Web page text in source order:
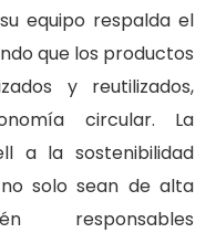
equipo respalda el
que los productos
y reutilizados,
circular. La
a la sostenibilidad
solo sean de alta
responsables